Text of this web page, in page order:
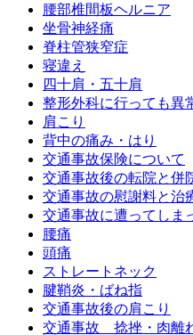
腰部椎間板ヘルニア
坐骨神経痛
脊柱管狭窄症
寝違え
四十肩・五十肩
整形外科に行っても異
肩こり
背中の痛み・はり
交通事故保険について
交通事故後の転院と併
交通事故の慰謝料と治
交通事故に遭ってしま
腰痛
頭痛
ストレートネック
腱鞘炎・ばね指
交通事故後の肩こり
交通事故 捻挫・肉離